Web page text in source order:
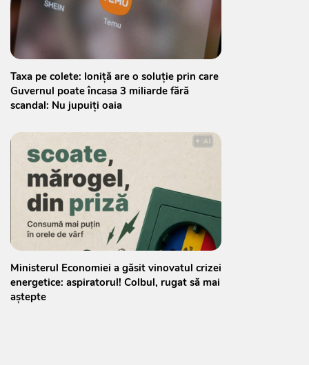
Taxa pe colete: Ioniță are o soluție prin care
Guvernul poate încasa 3 miliarde fără
scandal: Nu jupuiți oaia
Ministerul Economiei a găsit vinovatul crizei
energetice: aspiratorul! Colbul, rugat să mai
aștepte